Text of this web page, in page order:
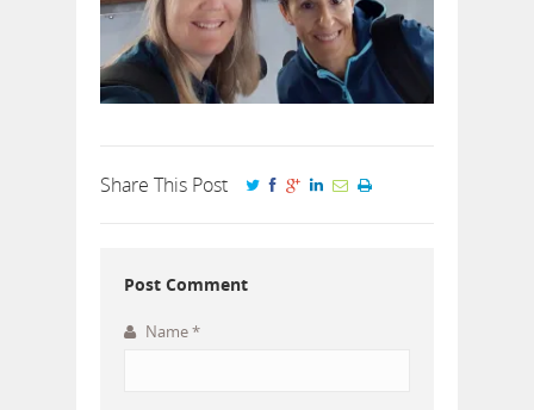
Share This Post
Post Comment
Name*